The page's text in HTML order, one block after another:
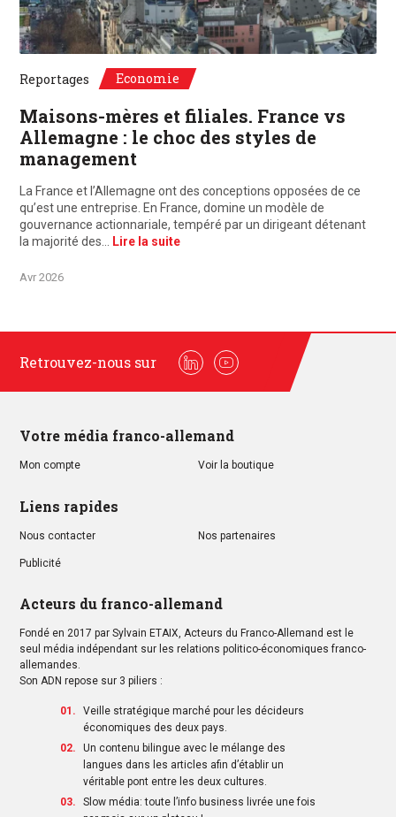
Reportages Economie
Maisons-mères et filiales. France vs
Allemagne : le choc des styles de
management
La France et l’Allemagne ont des conceptions opposées de ce
qu’est une entreprise. En France, domine un modèle de
gouvernance actionnariale, tempéré par un dirigeant détenant
la majorité des…
Lire la suite
Avr 2026
Retrouvez-nous sur
LinkedinYoutube
Votre média franco-allemand
Mon compte Voir la boutique
Liens rapides
Nous contacter Nos partenaires
Publicité
Acteurs du franco-allemand
Fondé en 2017 par Sylvain ETAIX, Acteurs du Franco-Allemand est le
seul média indépendant sur les relations politico-économiques franco-
allemandes.
Son ADN repose sur 3 piliers :
Veille stratégique marché pour les décideurs
économiques des deux pays.
Un contenu bilingue avec le mélange des
langues dans les articles afin d’établir un
véritable pont entre les deux cultures.
Slow média: toute l’info business livrée une fois